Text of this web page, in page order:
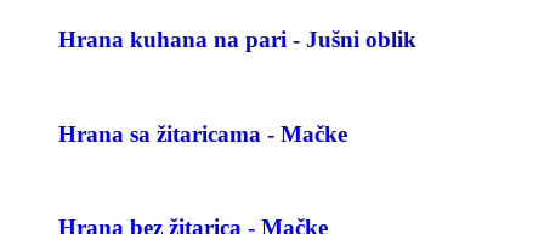
Hrana kuhana na pari - Jušni oblik
Hrana sa žitaricama - Mačke
Hrana bez žitarica - Mačke